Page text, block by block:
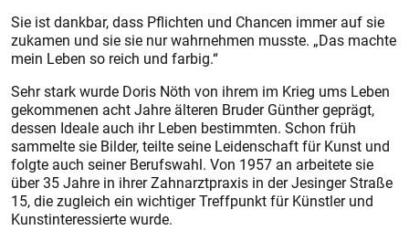
Sie ist dankbar, dass Pflichten und Chancen immer auf sie
zukamen und sie sie nur wahrnehmen musste. „Das machte
mein Leben so reich und farbig.“
Sehr stark wurde Doris Nöth von ihrem im Krieg ums Leben
gekommenen acht Jahre älteren Bruder Günther geprägt,
dessen Ideale auch ihr Leben bestimmten. Schon früh
sammelte sie Bilder, teilte seine Leidenschaft für Kunst und
folgte auch seiner Berufswahl. Von 1957 an arbeitete sie
über 35 Jahre in ihrer Zahnarztpraxis in der Jesinger Stra­ße
15, die zugleich ein wichtiger Treffpunkt für Künstler und
Kunstinteressierte wurde.